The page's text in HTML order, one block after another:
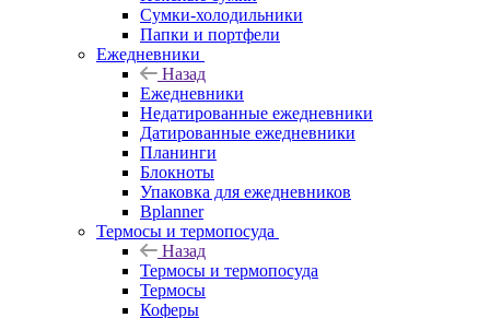
Сумки-холодильники
Папки и портфели
Ежедневники
Назад
Ежедневники
Недатированные ежедневники
Датированные ежедневники
Планинги
Блокноты
Упаковка для ежедневников
Bplanner
Термосы и термопосуда
Назад
Термосы и термопосуда
Термосы
Коферы